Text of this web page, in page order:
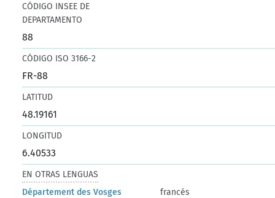
CÓDIGO INSEE DE
DEPARTAMENTO
88
CÓDIGO ISO 3166-2
FR-88
LATITUD
48.19161
LONGITUD
6.40533
EN OTRAS LENGUAS
Département des Vosges
francés